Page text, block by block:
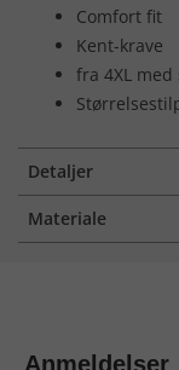
Comfort fit
Kent-krave
fra 4XL
Detaljer
Materiale